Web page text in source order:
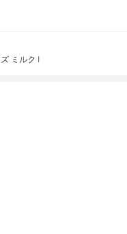
ミルク Ⅰ